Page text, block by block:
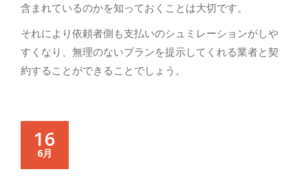
含まれているのかを知っておくことは大切です。
それにより依頼者側も支払いのシュミレーションがしや
すくなり、無理のないプランを提示してくれる業者と契
約することができることでしょう。
16
6月